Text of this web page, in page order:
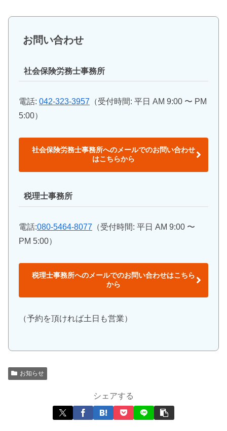
お問い合わせ
社会保険労務士事務所
電話: 042-323-3957 （受付時間: 平日 AM 9:00 〜 PM
5:00）
社会保険労務士事務所へのメールでのお問い合わせ
はこちらから
税理士事務所
電話:080-5464-8077 （受付時間: 平日 AM 9:00 〜
PM 5:00）
税理士事務所へのメールでのお問い合わせはこちら
から
（予約を頂ければ土日も営業）
お知らせ
シェアする